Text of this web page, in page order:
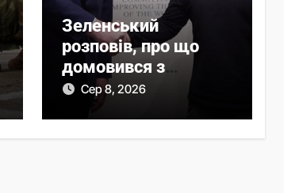
Зеленський
розповів, про що
домовився з
Вучичем
Сер 8, 2026